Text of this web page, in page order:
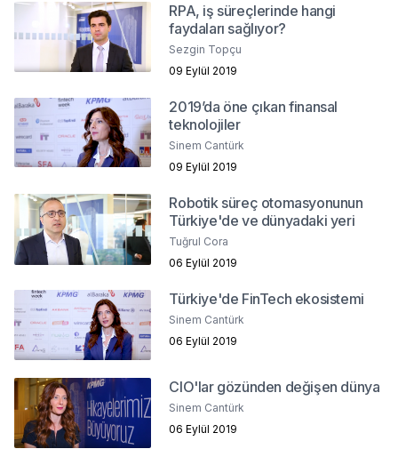
RPA, iş süreçlerinde hangi
faydaları sağlıyor?
Sezgin Topçu
09 Eylül 2019
2019’da öne çıkan finansal
teknolojiler
Sinem Cantürk
09 Eylül 2019
Robotik süreç otomasyonunun
Türkiye'de ve dünyadaki yeri
Tuğrul Cora
06 Eylül 2019
Türkiye'de FinTech ekosistemi
Sinem Cantürk
06 Eylül 2019
CIO'lar gözünden değişen dünya
Sinem Cantürk
06 Eylül 2019